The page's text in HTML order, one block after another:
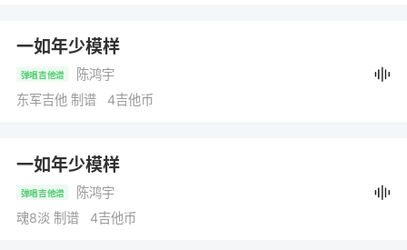
一如年少模样
弹唱吉他谱
陈鸿宇
东军吉他 制谱 4吉他币
一如年少模样
弹唱吉他谱
陈鸿宇
魂8淡 制谱 4吉他币